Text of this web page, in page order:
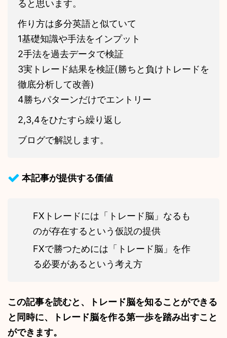
ると思います。
作り方は多分英語と似ていて
1基礎知識や手法をインプット
2手法を過去データで検証
3実トレード結果を検証(勝ちと負けトレードを
徹底分析して改善)
4勝ちパターンだけでエントリー
2,3,4をひたすら繰り返し
ブログで解説します。
本記事が提供する価値
FXトレードには「トレード脳」なるも
のが存在するという仮説の提供
FXで勝つためには「トレード脳」を作
る必要があるという考え方
この記事を読むと、トレード脳を知ることができる
と同時に、トレード脳を作る第一歩を踏み出すこと
ができます。